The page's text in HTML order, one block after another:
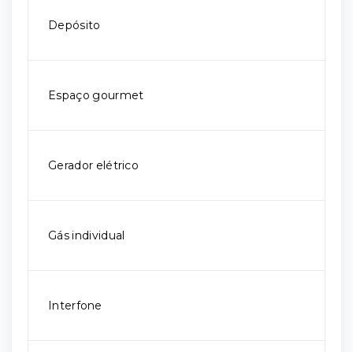
Depósito
Espaço gourmet
Gerador elétrico
Gás individual
Interfone